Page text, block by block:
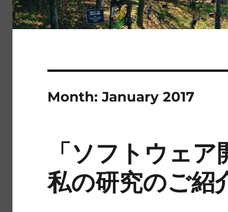
Month:January 2017
「ソフトウェ
私の研究のご紹